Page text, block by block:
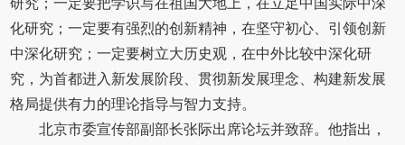
研究；一定要把学识写在祖国大地上，在立足中国实际中深
化研究；一定要有强烈的创新精神，在坚守初心、引领创新
中深化研究；一定要树立大历史观，在中外比较中深化研
究，为首都进入新发展阶段、贯彻新发展理念、构建新发展
格局提供有力的理论指导与智力支持。
北京市委宣传部副部长张际出席论坛并致辞。他指出，